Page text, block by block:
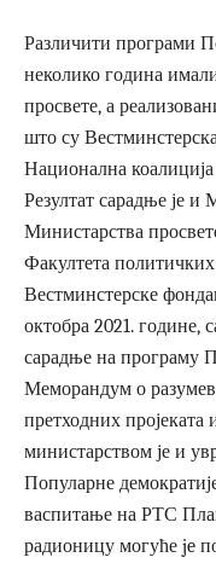
Различити програми
неколико година
просвете, а
што су
Национална
Резултат сарадње је
Министарства
Факултета
Вестминстерске
октобра 2021.
сарадње на програму
Меморандум о
претходних
министарством је и
Популарне
васпитање на РТС
радионицу могуће je